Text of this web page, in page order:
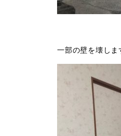
一部の壁を壊しま